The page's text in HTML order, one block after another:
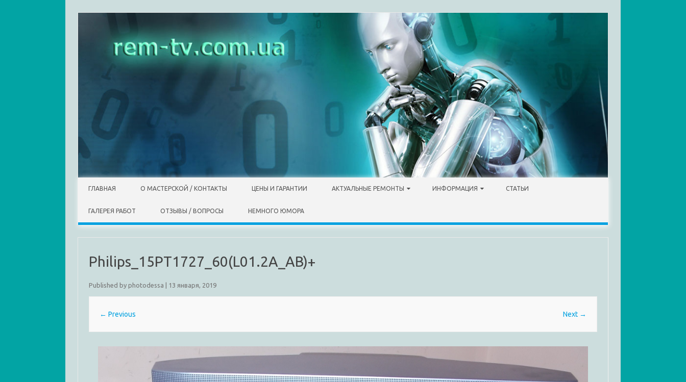
ГЛАВНАЯ О МАСТЕРСКОЙ / КОНТАКТЫ ЦЕНЫ И ГАРАНТИИ АКТУАЛЬНЫЕ РЕМОНТЫ ИНФОРМАЦИЯ СТАТЬИ
ГАЛЕРЕЯ РАБОТ ОТЗЫВЫ / ВОПРОСЫ НЕМНОГО ЮМОРА
Philips_15PT1727_60(L01.2A_AB)+
Published by photodessa 13 января, 2019
← Previous Next →